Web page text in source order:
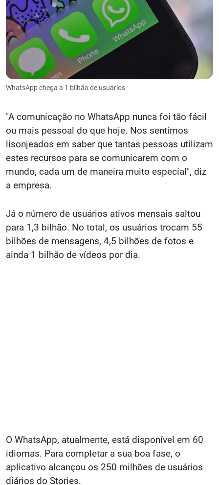
WhatsApp chega a 1 bilhão de usuários
"A comunicação no WhatsApp nunca foi tão fácil
ou mais pessoal do que hoje. Nos sentimos
lisonjeados em saber que tantas pessoas utilizam
estes recursos para se comunicarem com o
mundo, cada um de maneira muito especial", diz
a empresa.
Já o número de usuários ativos mensais saltou
para 1,3 bilhão. No total, os usuários trocam 55
bilhões de mensagens, 4,5 bilhões de fotos e
ainda 1 bilhão de vídeos por dia.
O WhatsApp, atualmente, está disponível em 60
idiomas. Para completar a sua boa fase, o
aplicativo alcançou os 250 milhões de usuários
diários do Stories.